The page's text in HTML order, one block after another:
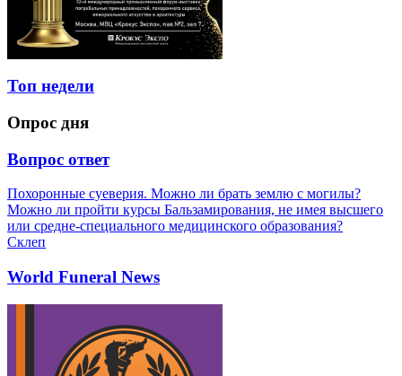
Топ недели
Опрос дня
Вопрос ответ
Похоронные суеверия. Можно ли брать землю с могилы?
Можно ли пройти курсы Бальзамирования, не имея высшего
или средне-специального медицинского образования?
Склеп
World Funeral News